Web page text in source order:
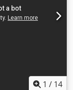
1 / 14